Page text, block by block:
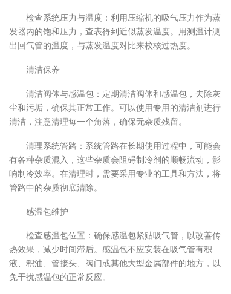
检查系统压力与温度：利用压缩机的吸气压力作为蒸
发器内的饱和压力，查表得到近似蒸发温度。用测温计测
出回气管的温度，与蒸发温度对比来校核过热度。
清洁保养
清洁阀体与感温包：定期清洁阀体和感温包，去除灰
尘和污垢，确保其正常工作。可以使用专用的清洁剂进行
清洁，注意清理每一个角落，确保无杂质残留。
清理系统管路：系统管路在长期使用过程中，可能会
有各种杂质混入，这些杂质会阻碍制冷剂的顺畅流动，影
响制冷效率。在清理时，需要采用专业的工具和方法，将
管路中的杂质彻底清除。
感温包维护
检查感温包位置：确保感温包紧贴吸气管，以改善传
热效果，减少时间滞后。感温包不应安装在吸气管有积
液、积油、管接头、阀门或其他大型金属部件的地方，以
免干扰感温包的正常反应。